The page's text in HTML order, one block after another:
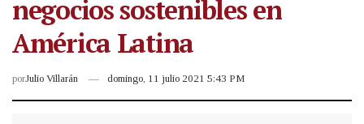
negocios sostenibles en
América Latina
porJulio Villarán domingo, 11 julio 2021 5:43 PM